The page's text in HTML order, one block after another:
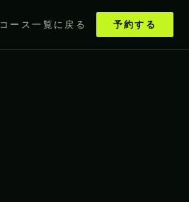
コース一覧に戻る 予約する